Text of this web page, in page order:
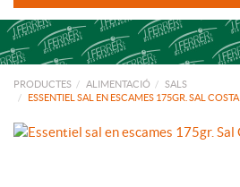
PRODUCTES ALIMENTACIÓ
SALS
ESSENTIEL SAL EN ESCAMES 175GR. SAL COSTA